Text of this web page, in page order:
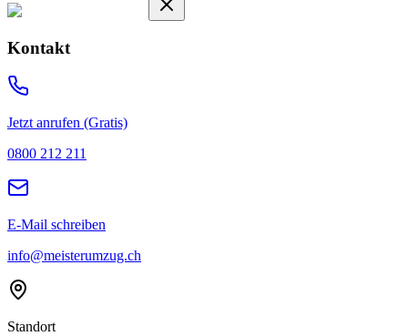
Kontakt
Jetzt anrufen (Gratis)
0800 212 211
E-Mail schreiben
info@meisterumzug.ch
Standort